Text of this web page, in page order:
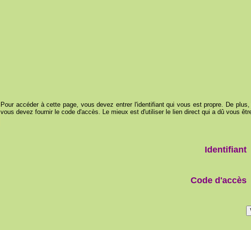
Pour accéder à cette page, vous devez entrer l'identifiant qui vous est propre. De
vous devez fournir le code d'accès. Le mieux est d'utiliser le lien direct qui a dû vous
Identifiant
Code d'accès